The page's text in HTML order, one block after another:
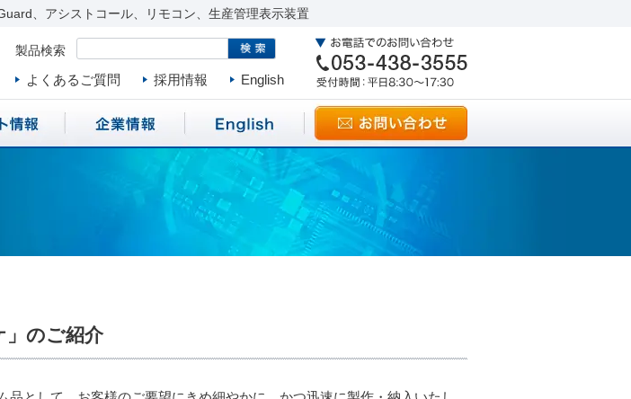
、アシストコール、リモコン、生産管理表示装置
製品検索
よくあるご質問 採用情報 English
」のご紹介